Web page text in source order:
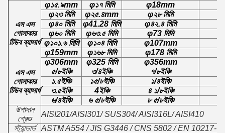
এস এস
গোলাকার
টিউব ব্যাসার্ধ
φ১৫.৯mm φ১৭ মিমি φ18mm
φ২৩ মিমি
φ২৫.৪mm φ২৮ মিমি
φ৪০ মিমি
φ41.28 মিমি
φ৪২.৪ মিমি
φ৬০ মিমি
φ৬৩.৫ মিমি φ73 মিমি
φ১০১.৬ মিমি
φ১০৪ মিমি φ107mm
φ159mm
φ১৬৮ মিমি φ178 মিমি
φ306mm
φ325 মিমি φ356mm
এস এস
গোলাকার
টিউব ব্যাসার্ধ
৫/৮ইঞ্চি ৩/৪ইঞ্চি ৭/৮ইঞ্চি
১.৫ইঞ্চি ১৫/৮ইঞ্চি ১/৪ইঞ্চি
৩.৫ইঞ্চি 4ইঞ্চি ৪ ১/৮ইঞ্চি
৬/৪ইঞ্চি ৬ ৫/৮ইঞ্চি ৮ ৫/৮ইঞ্চি
উপাদান
গ্রেড
AISI201/AISI301/ SUS304/ AISI316L/ AISI410
স্ট্যান্ডার্ড
ASTM A554 / JIS G3446 / CNS 5802 / EN 10217-7